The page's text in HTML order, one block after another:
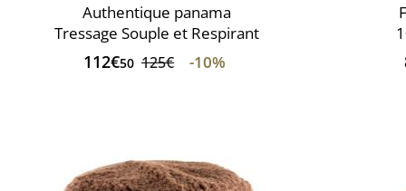
Authentique panama
Tressage Souple et Respirant
112€50 125€ -10%